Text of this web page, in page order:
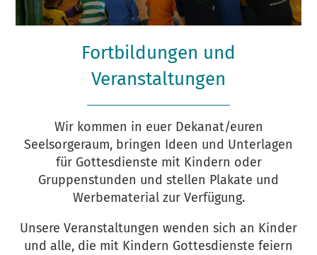
Fortbildungen und
Veranstaltungen
Wir kommen in euer Dekanat/euren
Seelsorgeraum, bringen Ideen und Unterlagen
für Gottesdienste mit Kindern oder
Gruppenstunden und stellen Plakate und
Werbematerial zur Verfügung.
Unsere Veranstaltungen wenden sich an Kinder
und alle, die mit Kindern Gottesdienste feiern